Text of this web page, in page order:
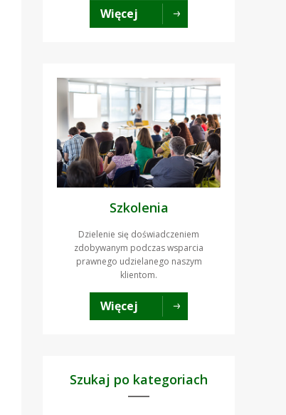
Więcej
Szkolenia
Dzielenie się doświadczeniem
zdobywanym podczas wsparcia
prawnego udzielanego naszym
klientom.
Więcej
Szukaj po kategoriach